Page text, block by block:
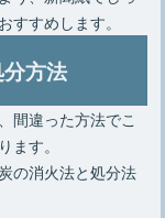
すめします。
方法
間違った方法でこ
す。
の消火法と処分法